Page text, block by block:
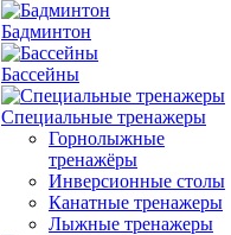
Бадминтон
Бассейны
Специальные тренажеры
Горнолыжные
тренажёры
Инверсионные столы
Канатные тренажеры
Лыжные тренажеры